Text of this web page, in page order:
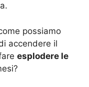
possiamo
accendere il
esplodere le